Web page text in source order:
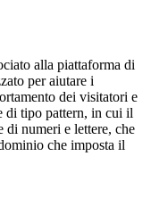
alla piattaforma di
per aiutare i
dei visitatori e
di tipo pattern, in cui il
di numeri e lettere, che
che imposta il